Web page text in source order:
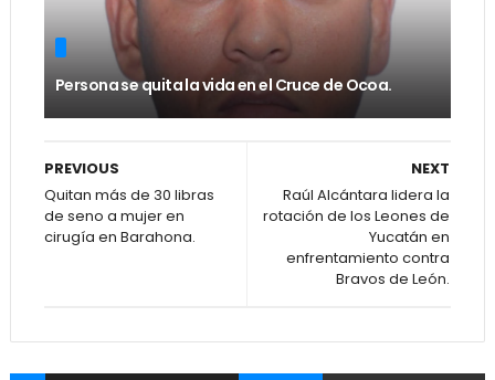
Persona se quita la vida en el Cruce de Ocoa.
NEXT
Raúl Alcántara lidera la
rotación de los Leones de
Yucatán en
enfrentamiento contra
Bravos de León.
PREVIOUS
Quitan más de 30 libras
de seno a mujer en
cirugía en Barahona.